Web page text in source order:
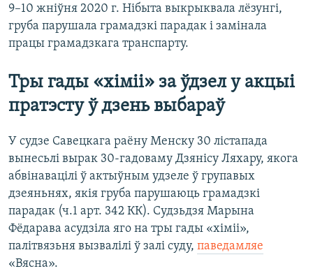
9–10 жніўня 2020 г. Нібыта выкрыквала лёзунгі,
груба парушала грамадзкі парадак і замінала
працы грамадзкага транспарту.
Тры гады «хіміі» за ўдзел у акцыі
пратэсту ў дзень выбараў
У судзе Савецкага раёну Менску 30 лістапада
вынесьлі вырак 30-гадоваму Дзянісу Ляхару, якога
абвінавацілі ў актыўным удзеле ў групавых
дзеяньнях, якія груба парушаюць грамадзкі
парадак (ч.1 арт. 342 КК). Судзьдзя Марына
Фёдарава асудзіла яго на тры гады «хіміі»,
палітвязьня вызвалілі ў залі суду, паведамляе
«Вясна».